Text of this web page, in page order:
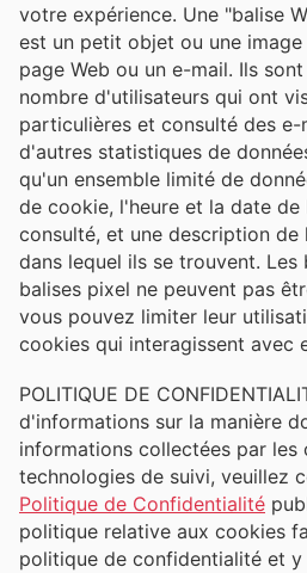
votre expérience. Une "balise
est un petit objet ou une
page Web ou un e-mail. Ils
nombre d'utilisateurs qui ont
particulières et consulté des
d'autres statistiques de
qu'un ensemble limité de
de cookie, l'heure et la date
consulté, et une description
dans lequel ils se trouvent. Les
balises pixel ne peuvent pas
vous pouvez limiter leur
cookies qui interagissent avec
POLITIQUE DE
d'informations sur la manière
informations collectées par les
technologies de suivi, veuillez
Politique de Confidentialité
politique relative aux cookies
politique de confidentialité et y